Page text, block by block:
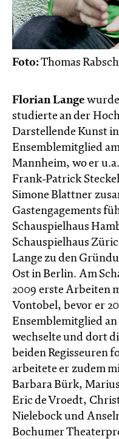
Foto:Thomas Rabsch
Florian Lange
studierte an der
Darstellende Kunst
Ensemblemitglied
Mannheim, wo er
Frank-Patrick
Simone Blattner
Gastengagements
Schauspielhaus
Schauspielhaus
Lange zu den
Ost in Berlin. Am
2009 erste Arbeiten
Vontobel, bevor er
Ensemblemitglied an
wechselte und dort
beiden Regisseuren
arbeitete er zudem
Barbara Bürk,
Eric de Vroedt,
Nielebock und
Bochumer